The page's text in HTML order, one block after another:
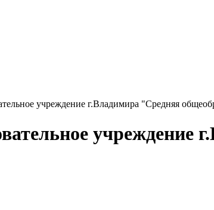
учреждение г.Владимира "Средняя
учреждение